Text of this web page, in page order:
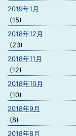
2019年1月
(15)
2018年12月
(23)
2018年11月
(12)
2018年10月
(10)
2018年9月
(8)
2018年8月